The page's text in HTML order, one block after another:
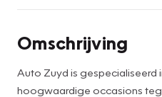
Omschrijving
Auto Zuyd is gespecialiseerd
hoogwaardige occasions